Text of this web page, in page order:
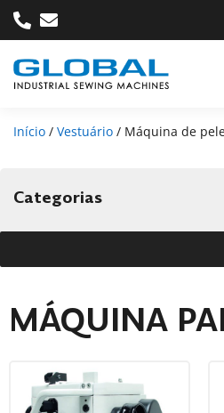
Início / Vestuário / Máquina de
Categorias
MÁQUINA